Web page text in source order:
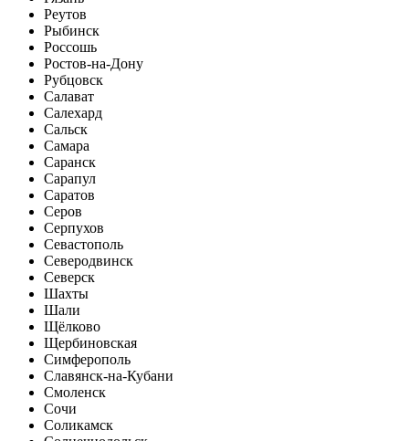
Реутов
Рыбинск
Россошь
Ростов-на-Дону
Рубцовск
Салават
Салехард
Сальск
Самара
Саранск
Сарапул
Саратов
Серов
Серпухов
Севастополь
Северодвинск
Северск
Шахты
Шали
Щёлково
Щербиновская
Симферополь
Славянск-на-Кубани
Смоленск
Сочи
Соликамск